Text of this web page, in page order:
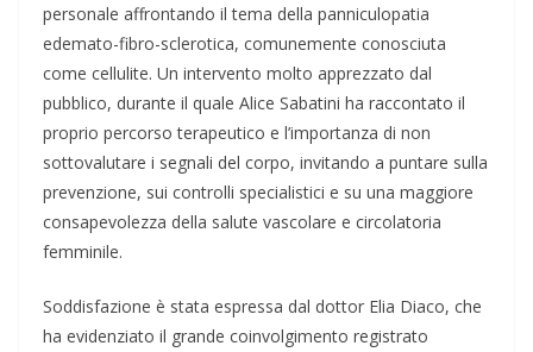
personale affrontando il tema della panniculopatia
edemato-fibro-sclerotica, comunemente conosciuta
come cellulite. Un intervento molto apprezzato dal
pubblico, durante il quale Alice Sabatini ha raccontato il
proprio percorso terapeutico e l’importanza di non
sottovalutare i segnali del corpo, invitando a puntare sulla
prevenzione, sui controlli specialistici e su una maggiore
consapevolezza della salute vascolare e circolatoria
femminile.
Soddisfazione è stata espressa dal dottor Elia Diaco, che
ha evidenziato il grande coinvolgimento registrato